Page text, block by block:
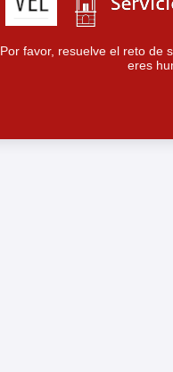
Por favor, resuelve el reto de
eres